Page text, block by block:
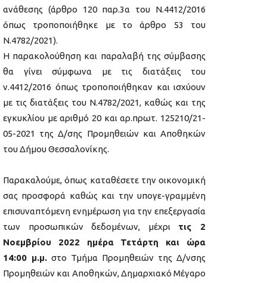
ανάθεσης (άρθρο 120 παρ.3α του Ν.4412/2016
όπως τροποποιήθηκε με το άρθρο 53 του
Ν.4782/2021).
Η παρακολούθηση και παραλαβή της σύμβασης
θα γίνει σύμφωνα με τις διατάξεις του
ν.4412/2016 όπως τροποποιήθηκαν και ισχύουν
με τις διατάξεις του Ν.4782/2021, καθώς και της
εγκυκλίου με αριθμό 20 και αρ.πρωτ. 125210/21-
05-2021 της Δ/σης Προμηθειών και Αποθηκών
του Δήμου Θεσσαλονίκης.
Παρακαλούμε, όπως καταθέσετε την οικονομική
σας προσφορά καθώς και την υπογε-γραμμένη
επισυναπτόμενη ενημέρωση για την επεξεργασία
των προσωπικών δεδομένων, μέχρι τις 2
Νοεμβρίου 2022 ημέρα Τετάρτη και ώρα
14:00 μ.μ. στο Τμήμα Προμηθειών της Δ/νσης
Προμηθειών και Αποθηκών, Δημαρχιακό Μέγαρο